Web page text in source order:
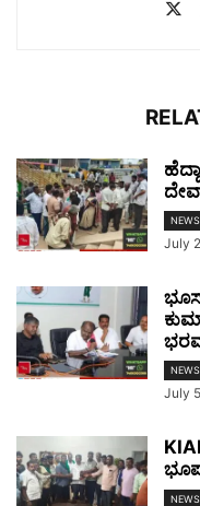
NEWS
July
NEWS
July
NEWS